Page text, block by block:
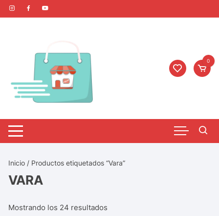
0
Inicio / Productos etiquetados “Vara”
VARA
Mostrando los 24 resultados